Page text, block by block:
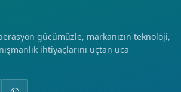
gücümüzle, markanızın teknoloji,
ihtiyaçlarını uçtan uca